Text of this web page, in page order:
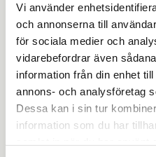
Vi använder
och annonserna till
för sociala medier och
vidarebefordrar även
information från din enhet
annons- och analysföretag
Dessa kan i sin tur
information som du har
Lansen kan dras ut från
bra räckvidd.
Består av artikel 5250702
521032258 TURBODEVIL